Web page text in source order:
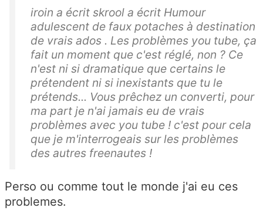
iroin a écrit skrool a écrit Humour
adulescent de faux potaches à destination
de vrais ados . Les problèmes you tube, ça
fait un moment que c'est réglé, non ? Ce
n'est ni si dramatique que certains le
prétendent ni si inexistants que tu le
prétends... Vous prêchez un converti, pour
ma part je n'ai jamais eu de vrais
problèmes avec you tube ! c'est pour cela
que je m'interrogeais sur les problèmes
des autres freenautes !
Perso ou comme tout le monde j'ai eu ces
problemes.